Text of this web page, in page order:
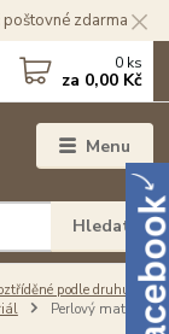
zdarma
Menu
Hledat
0 ks
za 0,00 Kč
podle druhu
Perlový materiál